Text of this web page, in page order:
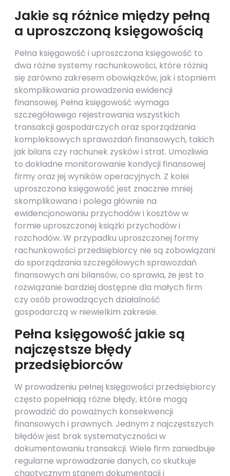
Jakie są różnice między pełną
a uproszczoną księgowością
Pełna księgowość i uproszczona księgowość to
dwa różne systemy rachunkowości, które różnią
się zarówno zakresem obowiązków, jak i stopniem
skomplikowania prowadzenia ewidencji
finansowej. Pełna księgowość wymaga
szczegółowego rejestrowania wszystkich
transakcji gospodarczych oraz sporządzania
kompleksowych sprawozdań finansowych, takich
jak bilans czy rachunek zysków i strat. Umożliwia
to dokładne monitorowanie kondycji finansowej
firmy oraz jej wyników operacyjnych. Z kolei
uproszczona księgowość jest znacznie mniej
skomplikowana i polega głównie na
ewidencjonowaniu przychodów i kosztów w
formie uproszczonej książki przychodów i
rozchodów. W przypadku uproszczonej formy
rachunkowości przedsiębiorcy nie są zobowiązani
do sporządzania szczegółowych sprawozdań
finansowych ani bilansów, co sprawia, że jest to
rozwiązanie bardziej dostępne dla małych firm
czy osób prowadzących działalność
gospodarczą w niewielkim zakresie.
Pełna księgowość jakie są
najczęstsze błędy
przedsiębiorców
W prowadzeniu pełnej księgowości przedsiębiorcy
często popełniają różne błędy, które mogą
prowadzić do poważnych konsekwencji
finansowych i prawnych. Jednym z najczęstszych
błędów jest brak systematyczności w
dokumentowaniu transakcji. Wiele firm zaniedbuje
regularne wprowadzanie danych, co skutkuje
chaotycznym stanem dokumentacji i